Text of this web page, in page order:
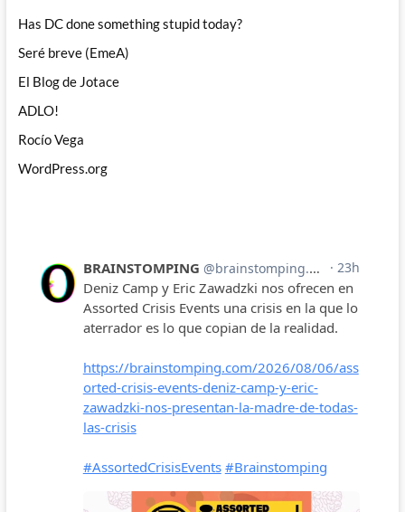
Has DC done something stupid today?
Seré breve (EmeA)
El Blog de Jotace
ADLO!
Rocío Vega
WordPress.org